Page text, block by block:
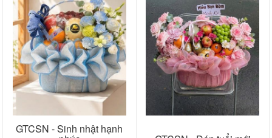
GTCSN - Sinh nhật hạnh